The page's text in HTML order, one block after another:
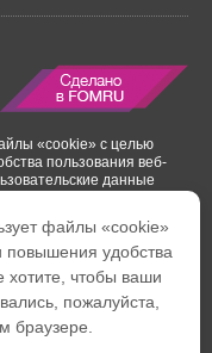
«cookie» с целью
пользования веб-
данные
с 1 января по 31 декабря
24
файлы «cookie»
повышения удобства
хотите, чтобы ваши
пожалуйста,
браузере.